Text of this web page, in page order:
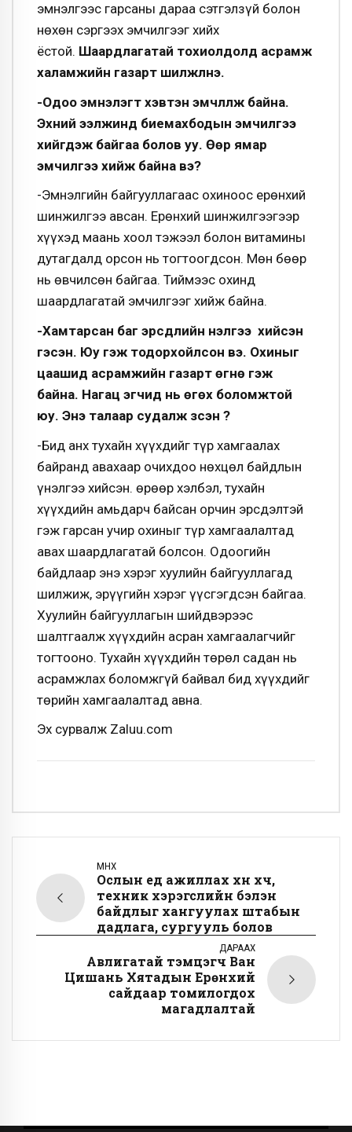
эмнэлгээс гарсаны дараа сэтгэлзүй болон
нөхөн сэргээх эмчилгээг хийх
ёстой. Шаардлагатай тохиолдолд асрамж
халамжийн газарт шилжүүлнэ.
-Одоо эмнэлэгт хэвтэн эмчлүүлж байна.
Эхний ээлжинд биемахбодын эмчилгээ
хийгдэж байгаа болов уу. Өөр ямар
эмчилгээ хийж байна вэ?
-Эмнэлгийн байгууллагаас охиноос ерөнхий
шинжилгээ авсан. Ерөнхий шинжилгээгээр
хүүхэд маань хоол тэжээл болон витамины
дутагдалд орсон нь тогтоогдсон. Мөн бөөр
нь өвчилсөн байгаа. Тиймээс охинд
шаардлагатай эмчилгээг хийж байна.
-Хамтарсан баг эрсдлийн үнэлгээ хийсэн
гэсэн. Юу гэж тодорхойлсон вэ. Охиныг
цаашид асрамжийн газарт өгнө гэж
байна. Нагац эгчид нь өгөх боломжтой
юу. Энэ талаар судалж үзсэн үү?
-Бид анх тухайн хүүхдийг түр хамгаалах
байранд авахаар очихдоо нөхцөл байдлын
үнэлгээ хийсэн. Өөрөөр хэлбэл, тухайн
хүүхдийн амьдарч байсан орчин эрсдэлтэй
гэж гарсан учир охиныг түр хамгаалалтад
авах шаардлагатай болсон. Одоогийн
байдлаар энэ хэрэг хуулийн байгууллагад
шилжиж, эрүүгийн хэрэг үүсгэгдсэн байгаа.
Хуулийн байгууллагын шийдвэрээс
шалтгаалж хүүхдийн асран хамгаалагчийг
тогтооно. Тухайн хүүхдийн төрөл садан нь
асрамжлах боломжгүй байвал бид хүүхдийг
төрийн хамгаалалтад авна.
Эх сурвалж Zaluu.com
ӨМНӨХ
Ослын үед ажиллах хүн хүч,
техник хэрэгслийн бэлэн
байдлыг хангуулах штабын
дадлага, сургууль болов
ДАРААХ
Авлигатай тэмцэгч Ван
Цишань Хятадын Ерөнхий
сайдаар томилогдох
магадлалтай